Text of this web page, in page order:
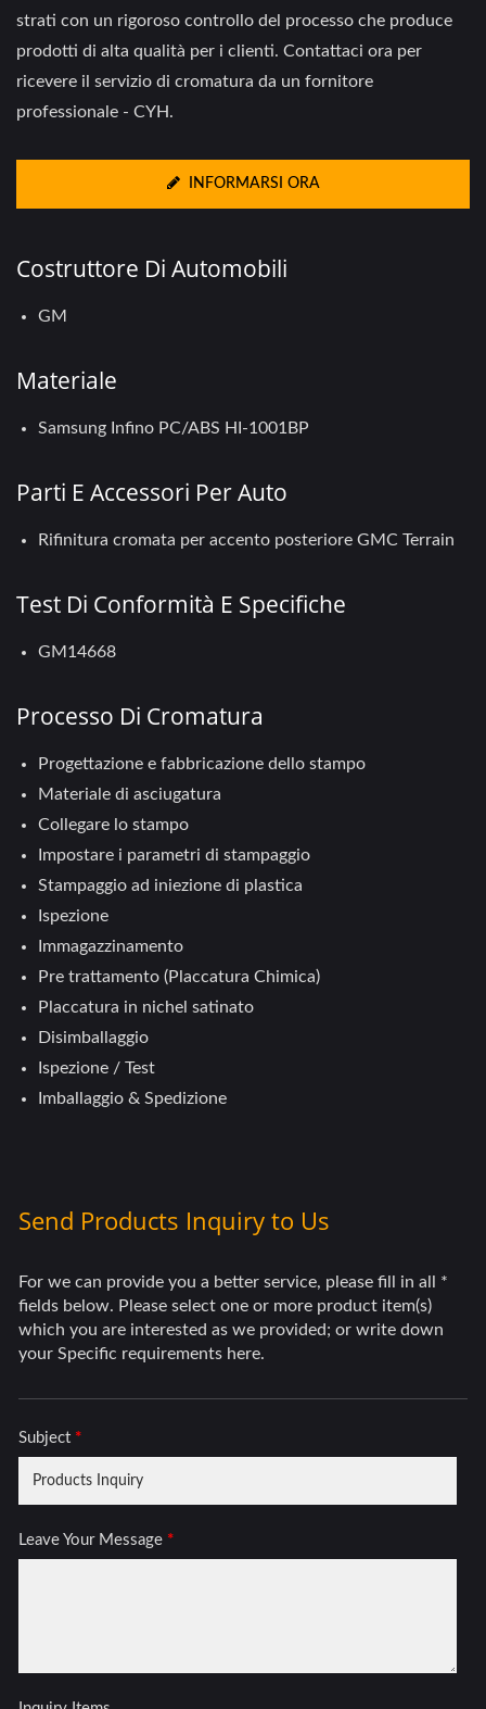
strati con un rigoroso controllo del processo che produce
prodotti di alta qualità per i clienti. Contattaci ora per
ricevere il servizio di cromatura da un fornitore
professionale - CYH.
INFORMARSI ORA
Costruttore Di Automobili
GM
Materiale
Samsung Infino PC/ABS HI-1001BP
Parti E Accessori Per Auto
Rifinitura cromata per accento posteriore GMC Terrain
Test Di Conformità E Specifiche
GM14668
Processo Di Cromatura
Progettazione e fabbricazione dello stampo
Materiale di asciugatura
Collegare lo stampo
Impostare i parametri di stampaggio
Stampaggio ad iniezione di plastica
Ispezione
Immagazzinamento
Pre trattamento (Placcatura Chimica)
Placcatura in nichel satinato
Disimballaggio
Ispezione / Test
Imballaggio & Spedizione